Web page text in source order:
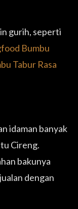
gurih, seperti
Bumbu
Tabur Rasa
idaman banyak
Cireng.
bakunya
dengan